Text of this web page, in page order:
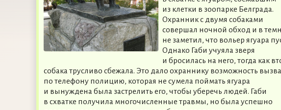
из клетки в зоопарке Белграда.
Охранник с двумя собаками
совершал ночной обход и в
не заметил, что вольер ягуара
Однако Габи учуяла зверя
и бросилась на него, тогда как
собака трусливо сбежала. Это дало охраннику возможность
по телефону полицию, которая не сумела поймать ягуара
и вынуждена была застрелить его, чтобы уберечь людей. Габи
в схватке получила многочисленные травмы, но была успешно